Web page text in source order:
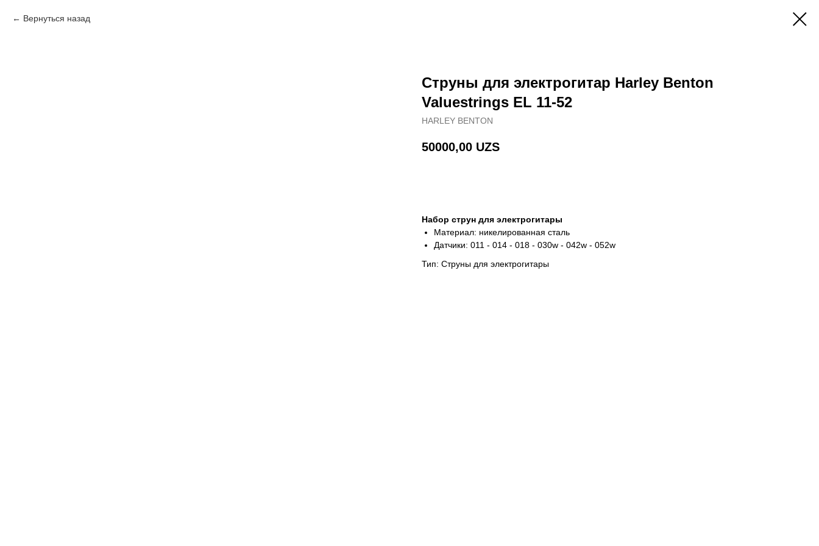
Вернуться назад
Струны для электрогитар Harley Benton
Valuestrings EL 11-52
HARLEY BENTON
50000,00 UZS
Набор струн для электрогитары
Материал: никелированная сталь
Датчики: 011 - 014 - 018 - 030w - 042w - 052w
Тип: Струны для электрогитары